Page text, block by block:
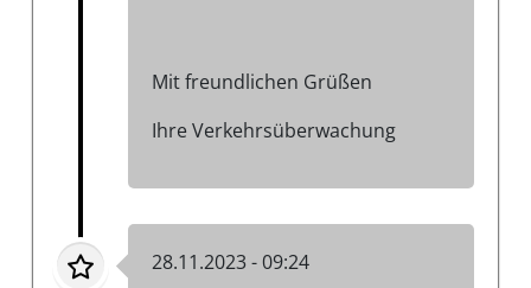
Mit freundlichen Grüßen
Ihre Verkehrsüberwachung
28.11.2023 - 09:24